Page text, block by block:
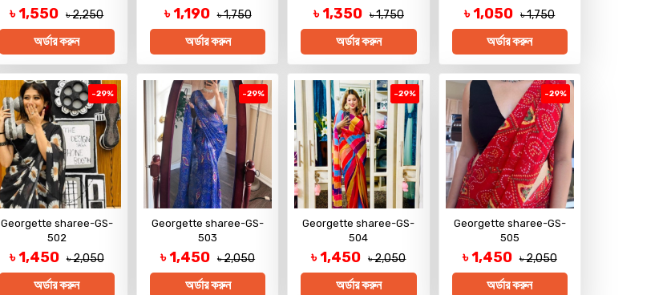
৳ 1,550 ৳ 2,250
অর্ডার করুন
৳ 1,190 ৳ 1,750
অর্ডার করুন
৳ 1,350 ৳ 1,750
অর্ডার করুন
৳ 1,050 ৳ 1,750
অর্ডার করুন
-29%
Georgette sharee-GS-
502
৳ 1,450 ৳ 2,050
অর্ডার করুন
-29%
Georgette sharee-GS-
503
৳ 1,450 ৳ 2,050
অর্ডার করুন
-29%
Georgette sharee-GS-
504
৳ 1,450 ৳ 2,050
অর্ডার করুন
-29%
Georgette sharee-GS-
505
৳ 1,450 ৳ 2,050
অর্ডার করুন